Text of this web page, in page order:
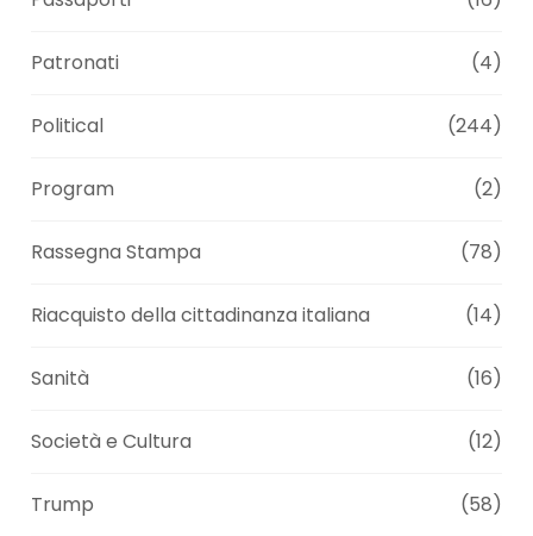
Patronati (4)
Political (244)
Program (2)
Rassegna Stampa (78)
Riacquisto della cittadinanza italiana (14)
Sanità (16)
Società e Cultura (12)
Trump (58)